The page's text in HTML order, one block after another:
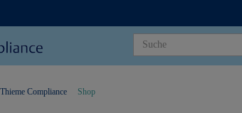
Compliance Shop